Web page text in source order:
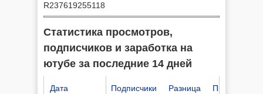
R237619255118
Статистика просмотров,
подписчиков и заработка на
ютубе за последние 14 дней
Подписчики Разница Просмотров
Дата